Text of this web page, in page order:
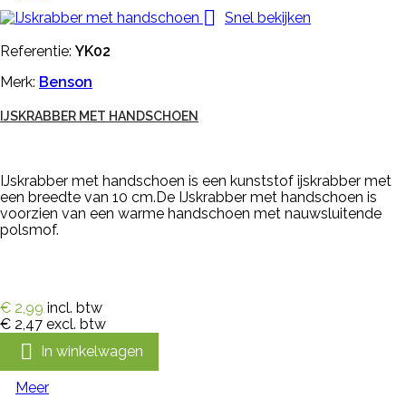

Snel bekijken
Referentie: YK02
Merk: Benson
IJSKRABBER MET HANDSCHOEN
IJskrabber met handschoen is een kunststof ijskrabber met
een breedte van 10 cm.De IJskrabber met handschoen is
voorzien van een warme handschoen met nauwsluitende
polsmof.
€ 2,99 incl. btw
€ 2,47 excl. btw
 In winkelwagen
Meer